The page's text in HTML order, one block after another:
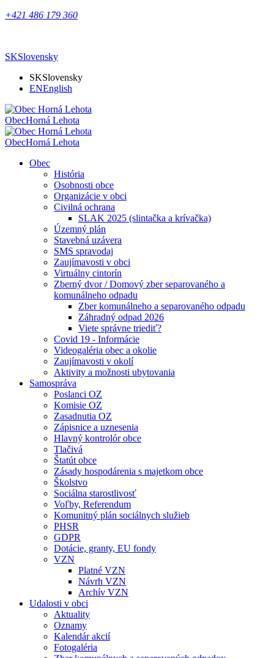
+421 486 179 360
SKSlovensky
SKSlovensky
ENEnglish
ObecHorná Lehota
ObecHorná Lehota
Obec
História
Osobnosti obce
Organizácie v obci
Civilná ochrana
SLAK 2025 (slintačka a krívačka)
Územný plán
Stavebná uzávera
SMS spravodaj
Zaujímavosti v obci
Virtuálny cintorín
Zberný dvor / Domový zber separovaného a
komunálneho odpadu
Zber komunálneho a separovaného odpadu
Záhradný odpad 2026
Viete správne triediť?
Covid 19 - Informácie
Videogaléria obec a okolie
Zaujímavosti v okolí
Aktivity a možnosti ubytovania
Samospráva
Poslanci OZ
Komisie OZ
Zasadnutia OZ
Zápisnice a uznesenia
Hlavný kontrolór obce
Tlačivá
Štatút obce
Zásady hospodárenia s majetkom obce
Školstvo
Sociálna starostlivosť
Voľby, Referendum
Komunitný plán sociálnych služieb
PHSR
GDPR
Dotácie, granty, EU fondy
VZN
Platné VZN
Návrh VZN
Archív VZN
Udalosti v obci
Aktuality
Oznamy
Kalendár akcií
Fotogaléria